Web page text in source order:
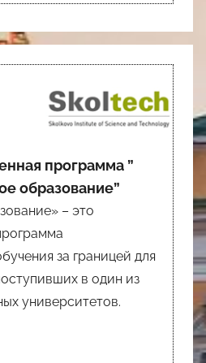
программа ”
образование”
– это
за границей для
в один из
университетов.